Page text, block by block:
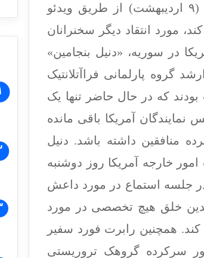
خارجی مجلس نمایندگان آمریکا قرار است ۲۹ آوریل (۹ اردیبهشت) از طریق ویدئو
مورد انتقاد دیگر سخنرانان
در سوریه، «دنیل بنجامین»
گروه پارلمانی فراآتلانتیک
که در حال حاضر تنها یک
آمریکا باقی مانده
منافقین داشته باشد. دنیل
خارجه آمریکا روز دوشنبه
جلسه استماع در مورد داعش
خلق هیچ تخصصی در مورد
همچنین رابرت فورد سفیر
سرکرده گروهک تروریستی
دادگاه پنجاه و یکم: روایت جنایات گروهک
منافقین و کشتار بیماران در بیمارستان